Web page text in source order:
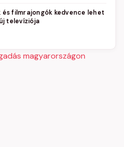
és filmrajongók kedvence lehet
televíziója